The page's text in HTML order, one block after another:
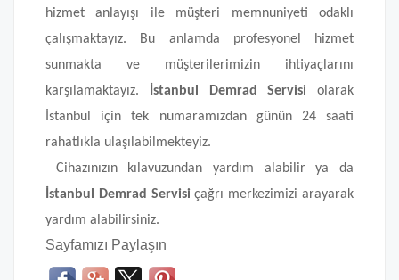
hizmet anlayışı ile müşteri memnuniyeti odaklı
çalışmaktayız. Bu anlamda profesyonel hizmet
sunmakta ve müşterilerimizin ihtiyaçlarını
karşılamaktayız.
İstanbul Demrad Servisi olarak
İstanbul için tek numaramızdan günün 24 saati
rahatlıkla ulaşılabilmekteyiz.
Cihazınızın kılavuzundan yardım alabilir ya da
İstanbul Demrad Servisiçağrı merkezimizi arayarak
yardım alabilirsiniz.
Sayfamızı Paylaşın